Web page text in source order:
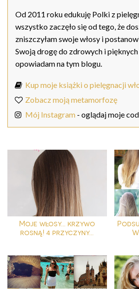
Od 2011 roku edukuję Polki z
wszystko zaczęło się od tego, że
zniszczyłam swoje włosy i
Swoją drogę do zdrowych i pięknych
opowiadam na tym blogu.
Kup moje książki o pielęgnacji
Zobacz moją metamorfozę
Mój Instagram - oglądaj moje
Moje włosy... krzywo
rosną! 4 przyczyny...